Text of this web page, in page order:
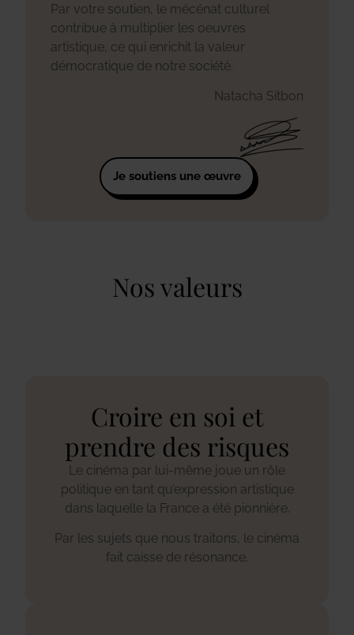
Par votre soutien, le mécénat culturel
contribue à multiplier les oeuvres
artistique, ce qui enrichit la valeur
démocratique de notre société.
Natacha Sitbon
Je soutiens une œuvre
Nos valeurs
Croire en soi et
prendre des risques
Le cinéma par lui-même joue un rôle
politique en tant qu’expression artistique
dans laquelle la France a été pionnière.
Par les sujets que nous traitons, le cinéma
fait caisse de résonance.